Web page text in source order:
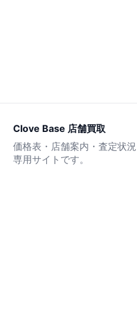
Clove Base 店舗買取
価格表・店舗案内・査定状
専用サイトです。